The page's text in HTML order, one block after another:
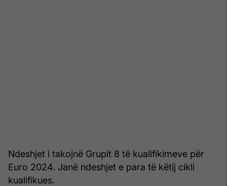
Ndeshjet i takojnë Grupit 8 të kualifikimeve për
Euro 2024. Janë ndeshjet e para të këtij cikli
kualifikues.